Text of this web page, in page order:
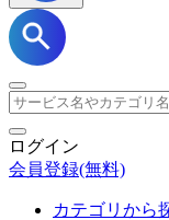
ログイン
会員登録(無料)
カテゴリから